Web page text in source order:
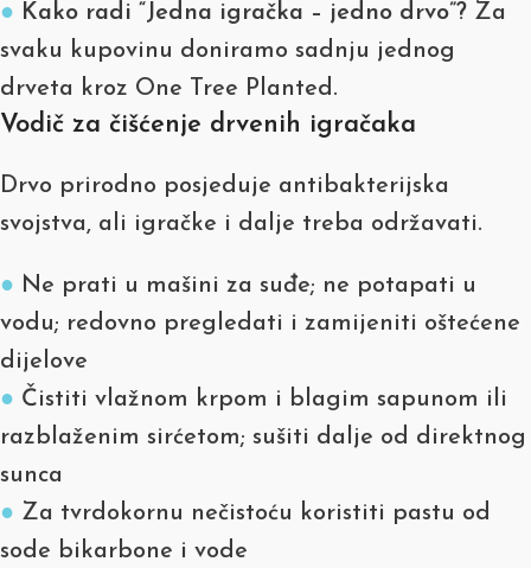
● Kako radi “Jedna igračka – jedno drvo”? Za
svaku kupovinu doniramo sadnju jednog
drveta kroz One Tree Planted.
Vodič za čišćenje drvenih igračaka
Drvo prirodno posjeduje antibakterijska
svojstva, ali igračke i dalje treba održavati.
● Ne prati u mašini za suđe; ne potapati u
vodu; redovno pregledati i zamijeniti oštećene
dijelove
● Čistiti vlažnom krpom i blagim sapunom ili
razblaženim sirćetom; sušiti dalje od direktnog
sunca
● Za tvrdokornu nečistoću koristiti pastu od
sode bikarbone i vode